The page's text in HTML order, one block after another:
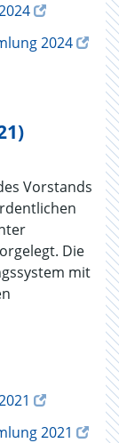
2024
Vorstands
Die
mit
2021